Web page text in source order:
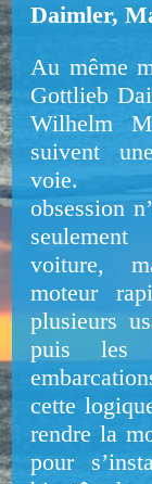
Daimler,
Au même
Gottlieb
Wilhelm
suivent
voie.
obsession
voiture,
moteur
plusieurs
puis les
cette
rendre la
pour